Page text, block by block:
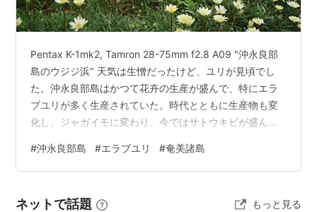
Pentax K-1mk2, Tamron 28-75mm f2.8 A09 "沖永良部
島のウジジ浜" 天気は生憎だったけど、ユリが見頃でし
た。沖永良部島はかつて花卉の生産が盛んで、特にエラ
ブユリが多く生産されていた。時代とともに生産物も変
化し、ジャガイモに変わり、今ではサトウキビが盛んに
ちこちで生産されているし、地元の人の努力であちこち
にエラブユリや他のはなが道路脇の花壇に植えられてい
#沖永良部島 #エラブユリ #奄美諸島
ネットで話題 もっと見る